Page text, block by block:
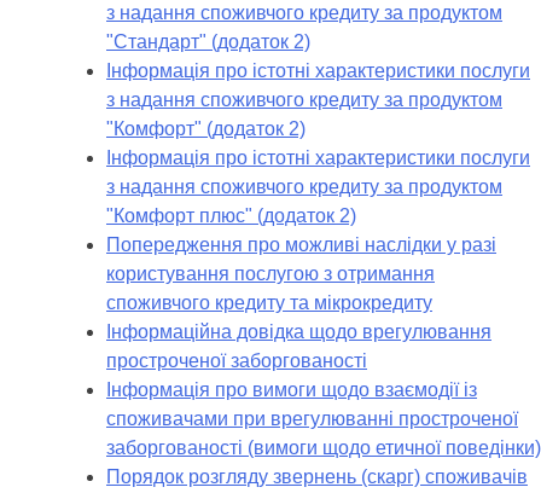
з надання споживчого кредиту за продуктом
"Стандарт" (додаток 2)
Інформація про істотні характеристики послуги
з надання споживчого кредиту за продуктом
"Комфорт" (додаток 2)
Інформація про істотні характеристики послуги
з надання споживчого кредиту за продуктом
"Комфорт плюс" (додаток 2)
Попередження про можливі наслідки у разі
користування послугою з отримання
споживчого кредиту та мікрокредиту
Інформаційна довідка щодо врегулювання
простроченої заборгованості
Інформація про вимоги щодо взаємодії із
споживачами при врегулюванні простроченої
заборгованості (вимоги щодо етичної поведінки)
Порядок розгляду звернень (скарг) споживачів